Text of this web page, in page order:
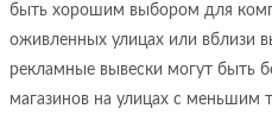
быть хорошим выбором для
оживленных улицах или вблизи
рекламные вывески могут быть
магазинов на улицах с меньшим